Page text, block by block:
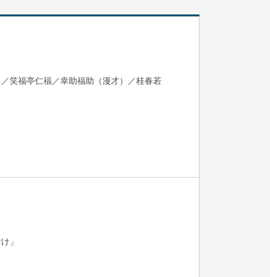
笑福亭仁福／幸助福助（漫才）／桂春若
」